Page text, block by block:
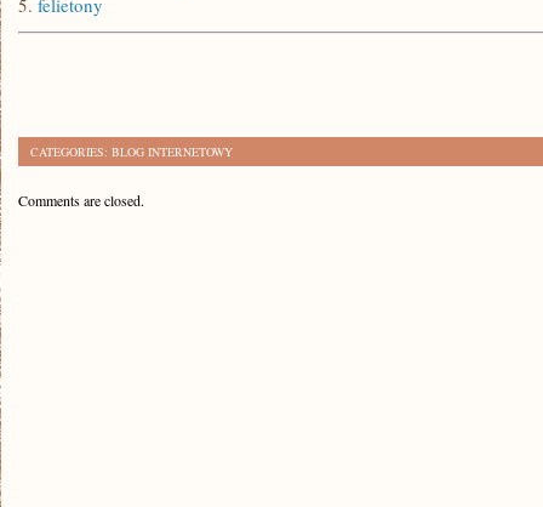
5. felietony
CATEGORIES: BLOG INTERNETOWY
Comments are closed.